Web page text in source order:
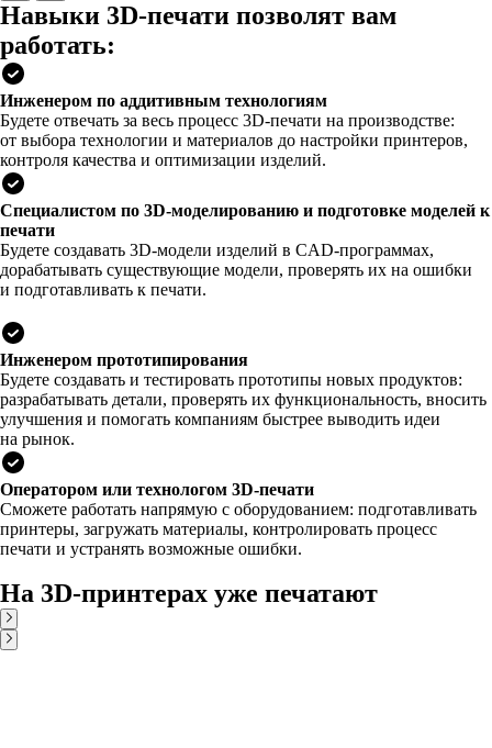
Навыки 3D-печати позволят вам
работать:
Инженером по аддитивным технологиям
Будете отвечать за весь процесс 3D-печати на производстве:
от выбора технологии и материалов до настройки принтеров,
контроля качества и оптимизации изделий.
Специалистом по 3D-моделированию и подготовке моделей к
печати
Будете создавать 3D-модели изделий в CAD-программах,
дорабатывать существующие модели, проверять их на ошибки
и подготавливать к печати.
Инженером прототипирования
Будете создавать и тестировать прототипы новых продуктов:
разрабатывать детали, проверять их функциональность, вносить
улучшения и помогать компаниям быстрее выводить идеи
на рынок.
Оператором или технологом 3D-печати
Сможете работать напрямую с оборудованием: подготавливать
принтеры, загружать материалы, контролировать процесс
печати и устранять возможные ошибки.
На 3D-принтерах уже печатают